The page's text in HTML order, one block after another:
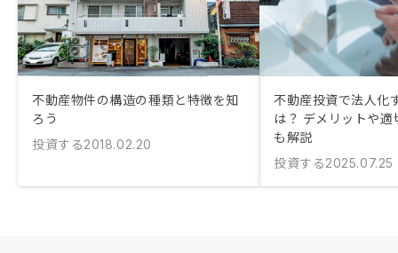
不動産物件の構造の種類と特徴を知
ろう
投資する2018.02.20
不動産投資で法人化
は？ デメリットや
も解説
投資する2025.07.25